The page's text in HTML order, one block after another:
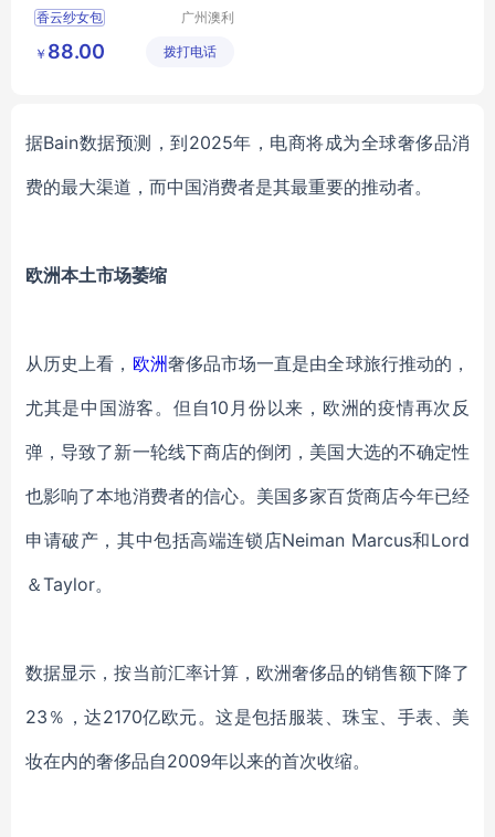
高定原单库存
香云纱女包
高定包包系列
广州澳利
限公司
￥ 88.00 拨打电话
据Bain数据预测，到2025年，电商将成为全球奢侈品消
费的最大渠道，而中国消费者是其最重要的推动者。
欧洲本土市场萎缩
从历史上看， 欧洲奢侈品市场一直是由全球旅行推动的，
尤其是中国游客。但 自10月份以来，欧洲的疫情再次反
弹，导致了新一轮线下商店的倒闭，美国大选的不确定性
也影响了本地消费者的信心。美国多家百货商店今年已经
申请破产，其中包括高端连锁店Neiman Marcus和Lord
＆Taylor。
数据显示，按当前汇率计算，欧洲奢侈品的销售额下降了
23％，达2170亿欧元。这是包括服装、珠宝、手表、美
妆在内的奢侈品自2009年以来的首次收缩。